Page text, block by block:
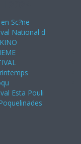
Sc?ne
National d
Esta Pouli